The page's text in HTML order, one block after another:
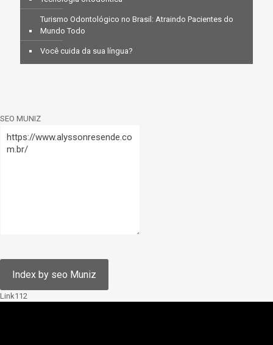
Turismo Odontológico no Brasil: Atraindo Pacientes do
Mundo Todo
Você cuida da sua língua?
SEO MUNIZ
Link112